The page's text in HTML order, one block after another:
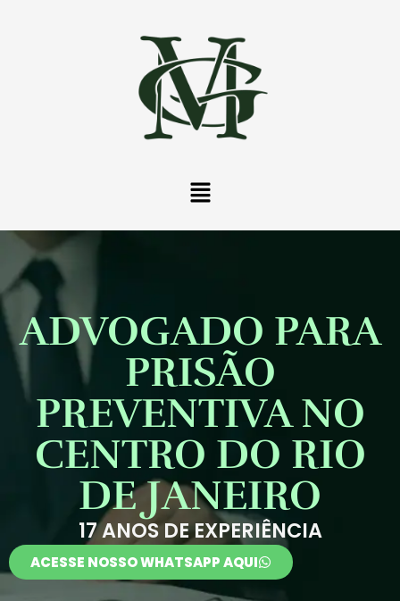
ADVOGADO PARA
PRISÃO
PREVENTIVA NO
CENTRO DO RIO
DE JANEIRO
17 ANOS DE EXPERIÊNCIA
ACESSE NOSSO WHATSAPP AQUI